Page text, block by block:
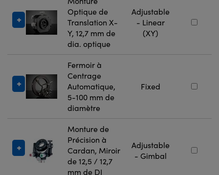
Optique de
Translation X-
Y, 12,7 mm de
dia. optique
Adjustable
- Linear
(XY)
Fermoir à
Centrage
Automatique,
5-100 mm de
diamètre
Fixed
Monture de
Précision à
Cardan, Miroir
de 12,5 / 12,7
mm de DI
Adjustable
- Gimbal